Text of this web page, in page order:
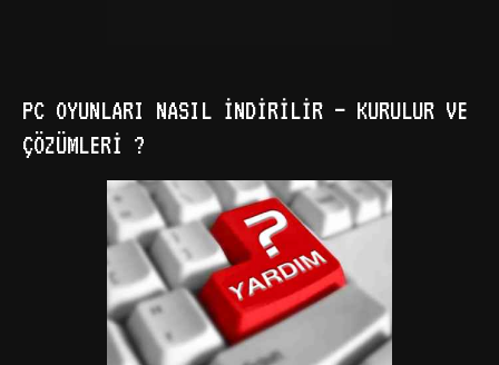
PC OYUNLARI NASIL İNDIRILIR – KURULUR VE
ÇÖZÜMLERI ?